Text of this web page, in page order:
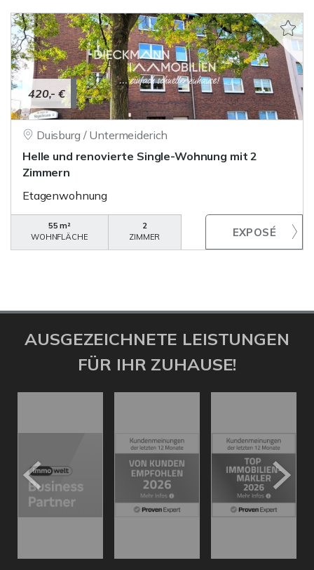
420,- €
Duisburg / Untermeiderich
Helle und renovierte Single-Wohnung mit 2
Zimmern
Etagenwohnung
55 m²
WOHNFLÄCHE
2
ZIMMER
AUSGEZEICHNETE LEISTUNGEN
FÜR IHR ZUHAUSE!